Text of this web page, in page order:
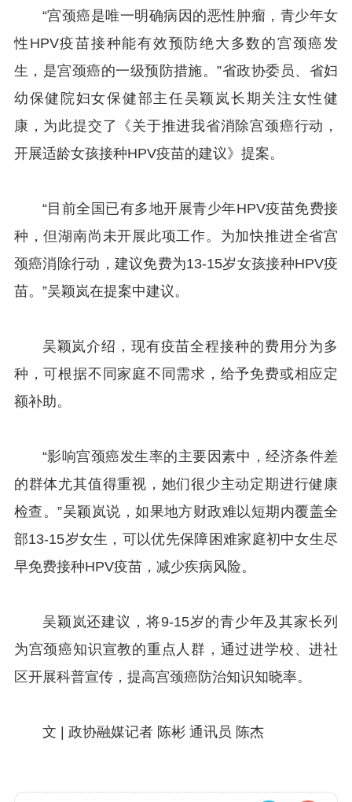
“宫颈癌是唯一明确病因的恶性肿瘤，青少年女
性HPV疫苗接种能有效预防绝大多数的宫颈癌发
生，是宫颈癌的一级预防措施。”省政协委员、省妇
幼保健院妇女保健部主任吴颖岚长期关注女性健
康，为此提交了《关于推进我省消除宫颈癌行动，
开展适龄女孩接种HPV疫苗的建议》提案。
“目前全国已有多地开展青少年HPV疫苗免费接
种，但湖南尚未开展此项工作。为加快推进全省宫
颈癌消除行动，建议免费为13-15岁女孩接种HPV疫
苗。”吴颖岚在提案中建议。
吴颖岚介绍，现有疫苗全程接种的费用分为多
种，可根据不同家庭不同需求，给予免费或相应定
额补助。
“影响宫颈癌发生率的主要因素中，经济条件差
的群体尤其值得重视，她们很少主动定期进行健康
检查。”吴颖岚说，如果地方财政难以短期内覆盖全
部13-15岁女生，可以优先保障困难家庭初中女生尽
早免费接种HPV疫苗，减少疾病风险。
吴颖岚还建议，将9-15岁的青少年及其家长列
为宫颈癌知识宣教的重点人群，通过进学校、进社
区开展科普宣传，提高宫颈癌防治知识知晓率。
文 | 政协融媒记者 陈彬 通讯员 陈杰